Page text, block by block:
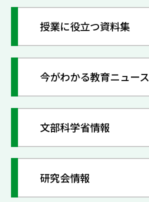
授業に役立つ資料集
今がわかる教育ニュース
文部科学省情報
研究会情報